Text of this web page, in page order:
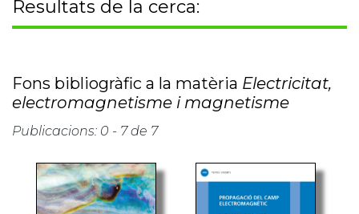
Resultats de la cerca:
Fons bibliogràfic a la matèria Electricitat,
electromagnetisme i magnetisme
Publicacions: 0 - 7 de 7